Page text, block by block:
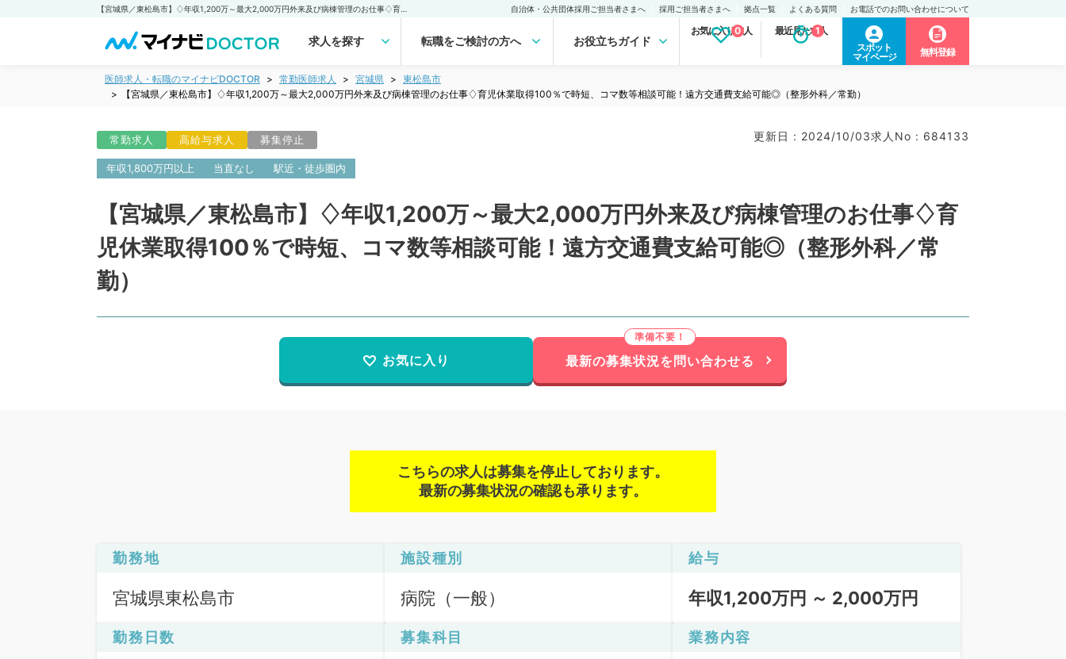
自治体・公共団体採用ご担当者さまへ 採用ご担当者さまへ 拠点一覧 よくある質問 お電話でのお問い合わせについて
求人を探す 転職をご検討の方へ お役立ちガイド
お気に入り求人
0 最近見た求人
1
スポット
マイページ
無料登録
医師求人・転職のマイナビDOCTOR 常勤医師求人 宮城県
東松島市
【宮城県／東松島市】♢年収1,200万～最大2,000万円外来及び病棟管理のお仕事♢育児休業取得100％で時短、コマ数等相談可能！遠方交通費支給可能◎（整形外科／常勤）
常勤求人 高給与求人 募集停止 更新日 : 2024/10/03求人No : 684133
年収1,800万円以上 当直なし 駅近・徒歩圏内
【宮城県／東松島市】♢年収1,200万～最大2,000万円外来及び病棟管理のお仕事♢育
児休業取得100％で時短、コマ数等相談可能！遠方交通費支給可能◎（整形外科／常
勤）
お気に入り 最新の募集状況を問い合わせる
こちらの求人は募集を停止しております。
最新の募集状況の確認も承ります。
勤務地
宮城県東松島市
施設種別
病院（一般）
給与
年収1,200万円 ～ 2,000万円
勤務日数 募集科目 業務内容